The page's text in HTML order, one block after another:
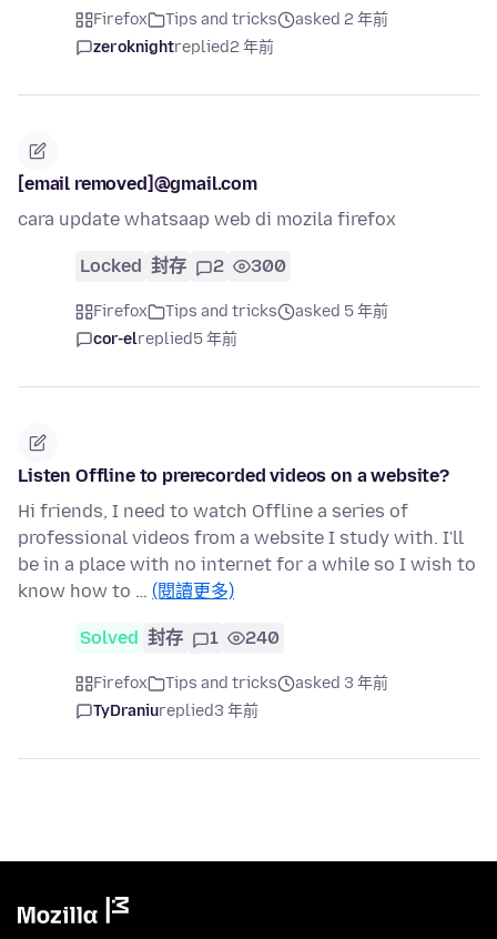
Firefox Tips and tricks
asked 2 年前
zeroknightreplied2 年前
[email removed]@gmail.com
cara update whatsaap web di mozila firefox
Locked 封存 2 300
Firefox Tips and tricks
asked 5 年前
cor-elreplied5 年前
Listen Offline to prerecorded videos on a website?
Hi friends, I need to watch Offline a series of
professional videos from a website I study with. I'll
be in a place with no internet for a while so I wish to
know how to … (閱讀更多)
Solved 封存 1 240
Firefox Tips and tricks
asked 3 年前
TyDraniureplied3 年前